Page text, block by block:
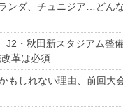
ンダ、チュニジア…どん
・秋田新スタジアム整
革は必須
もしれない理由、前回大